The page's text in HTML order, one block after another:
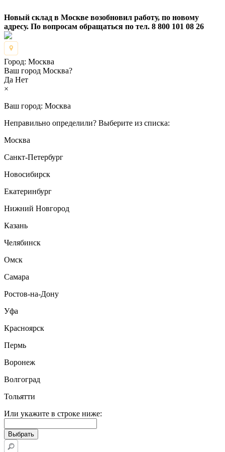
Новый склад в Москве возобновил работу, по новому
адресу. По вопросам обращаться по тел. 8 800 101 08 26
Город: Москва
Ваш город Москва?
Да Нет
×
Ваш город: Москва
Неправильно определили? Выберите из списка:
Москва
Санкт-Петербург
Новосибирск
Екатеринбург
Нижний Новгород
Казань
Челябинск
Омск
Самара
Ростов-на-Дону
Уфа
Красноярск
Пермь
Воронеж
Волгоград
Тольятти
Или укажите в строке ниже: